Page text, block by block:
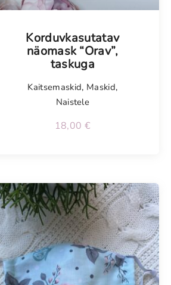
Korduvkasutatav
näomask “Orav”,
taskuga
Kaitsemaskid, Maskid,
Naistele
18,00 €